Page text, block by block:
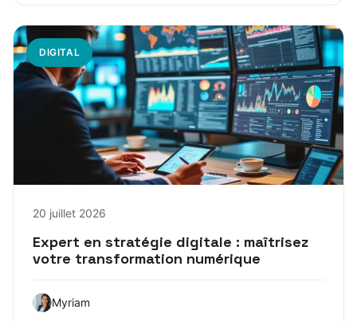
DIGITAL
20 juillet 2026
Expert en stratégie digitale : maîtrisez
votre transformation numérique
Myriam